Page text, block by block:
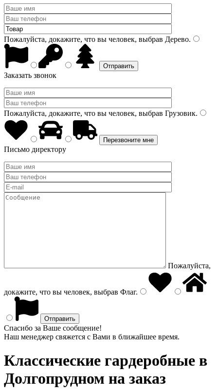
Пожалуйста, докажите, что вы человек, выбрав Дерево.
Заказать звонок
Пожалуйста, докажите, что вы человек, выбрав Грузовик.
Письмо директору
Пожалуйста,
докажите, что вы человек, выбрав Флаг.
Спасибо за Ваше сообщение!
Наш менеджер свяжется с Вами в ближайшее время.
Классические гардеробные в
Долгопрудном на заказ